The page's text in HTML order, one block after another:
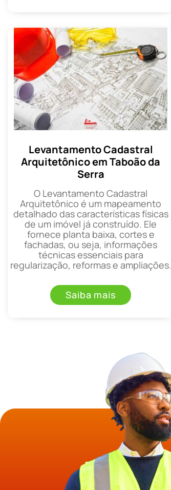
Levantamento Cadastral
Arquitetônico em Taboão da
Serra
O Levantamento Cadastral
Arquitetônico é um mapeamento
detalhado das características físicas
de um imóvel já construído. Ele
fornece planta baixa, cortes e
fachadas, ou seja, informações
técnicas essenciais para
regularização, reformas e ampliações.
Saiba mais